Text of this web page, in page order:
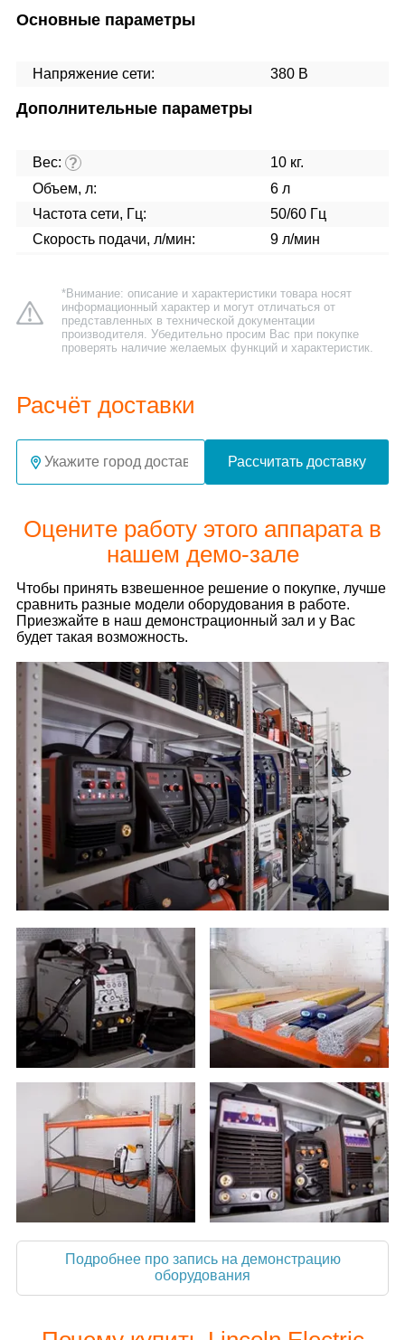
Основные параметры
Напряжение сети: 380 В
Дополнительные параметры
Вес: ?
10 кг.
Объем, л:
6 л
Частота сети, Гц:
50/60 Гц
Скорость подачи, л/мин:
9 л/мин
*Внимание: описание и характеристики товара носят
информационный характер и могут отличаться от
представленных в технической документации
производителя. Убедительно просим Вас при покупке
проверять наличие желаемых функций и характеристик.
Расчёт доставки
Рассчитать доставку
Оцените работу этого аппарата в
нашем демо-зале
Чтобы принять взвешенное решение о покупке, лучше
сравнить разные модели оборудования в работе.
Приезжайте в наш демонстрационный зал и у Вас
будет такая возможность.
Подробнее про запись на демонстрацию
оборудования